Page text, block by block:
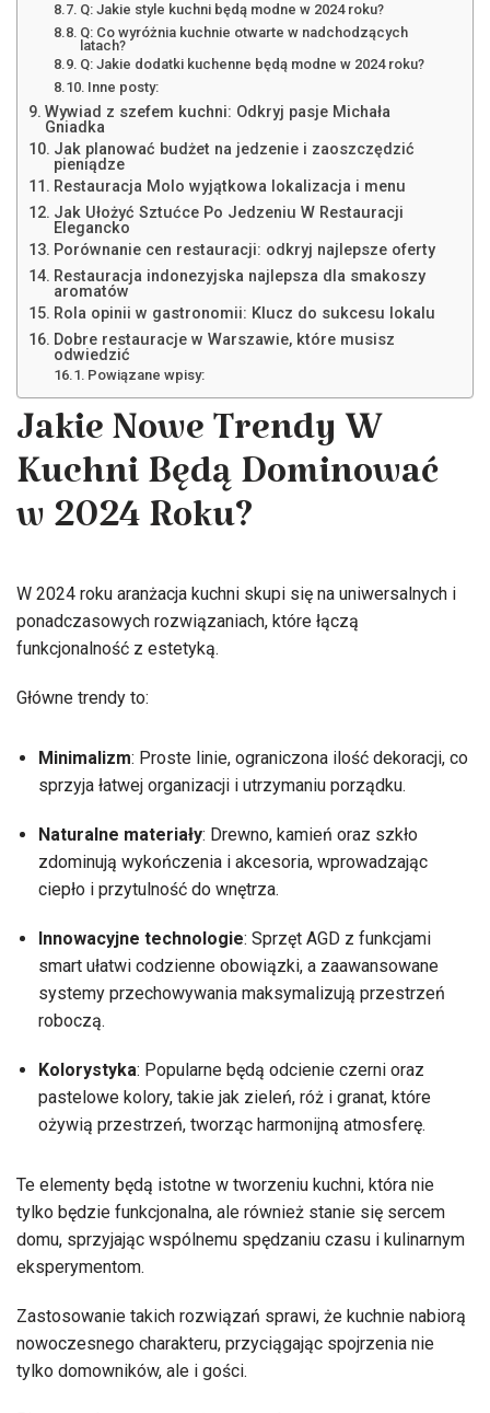
Q: Jakie style kuchni będą modne w 2024 roku?
Q: Co wyróżnia kuchnie otwarte w nadchodzących
latach?
Q: Jakie dodatki kuchenne będą modne w 2024 roku?
Inne posty:
Wywiad z szefem kuchni: Odkryj pasje Michała
Gniadka
Jak planować budżet na jedzenie i zaoszczędzić
pieniądze
Restauracja Molo wyjątkowa lokalizacja i menu
Jak Ułożyć Sztućce Po Jedzeniu W Restauracji
Elegancko
Porównanie cen restauracji: odkryj najlepsze oferty
Restauracja indonezyjska najlepsza dla smakoszy
aromatów
Rola opinii w gastronomii: Klucz do sukcesu lokalu
Dobre restauracje w Warszawie, które musisz
odwiedzić
Powiązane wpisy:
Jakie Nowe Trendy W
Kuchni Będą Dominować
w 2024 Roku?
W 2024 roku aranżacja kuchni skupi się na uniwersalnych i
ponadczasowych rozwiązaniach, które łączą
funkcjonalność z estetyką.
Główne trendy to:
Minimalizm: Proste linie, ograniczona ilość dekoracji, co
sprzyja łatwej organizacji i utrzymaniu porządku.
Naturalne materiały: Drewno, kamień oraz szkło
zdominują wykończenia i akcesoria, wprowadzając
ciepło i przytulność do wnętrza.
Innowacyjne technologie: Sprzęt AGD z funkcjami
smart ułatwi codzienne obowiązki, a zaawansowane
systemy przechowywania maksymalizują przestrzeń
roboczą.
Kolorystyka: Popularne będą odcienie czerni oraz
pastelowe kolory, takie jak zieleń, róż i granat, które
ożywią przestrzeń, tworząc harmonijną atmosferę.
Te elementy będą istotne w tworzeniu kuchni, która nie
tylko będzie funkcjonalna, ale również stanie się sercem
domu, sprzyjając wspólnemu spędzaniu czasu i kulinarnym
eksperymentom.
Zastosowanie takich rozwiązań sprawi, że kuchnie nabiorą
nowoczesnego charakteru, przyciągając spojrzenia nie
tylko domowników, ale i gości.